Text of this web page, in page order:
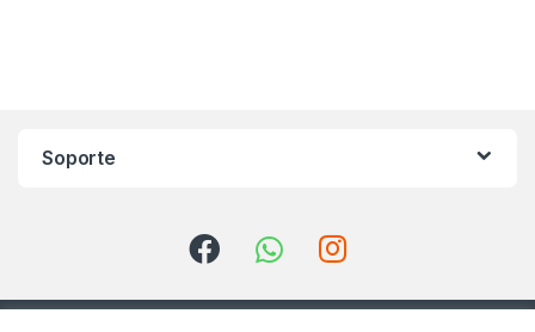
Soporte